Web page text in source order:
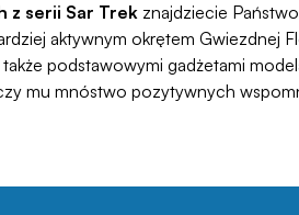
z serii Sar Trek znajdziecie
aktywnym okrętem
podstawowymi gadżetami
mu mnóstwo pozytywnych